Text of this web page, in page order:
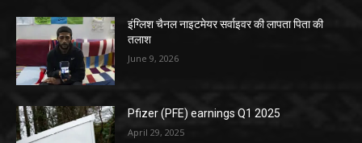
इंग्लिश चैनल नाइटमेयर सर्वाइवर की लापता पिता की
तलाश
June 9, 2026
Pfizer (PFE) earnings Q1 2025
April 29, 2025